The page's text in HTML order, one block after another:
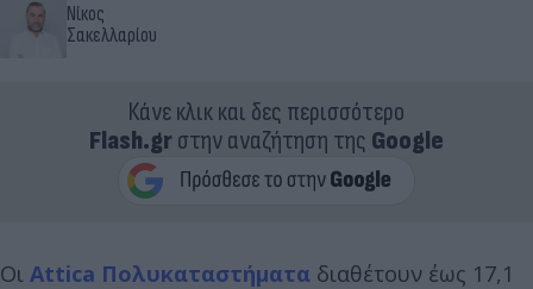
Νίκος
Σακελλαρίου
Κάνε κλικ και δες περισσότερο
Flash.grστην αναζήτηση της Google
Οι Attica Πολυκαταστήματα διαθέτουν έως 17,1